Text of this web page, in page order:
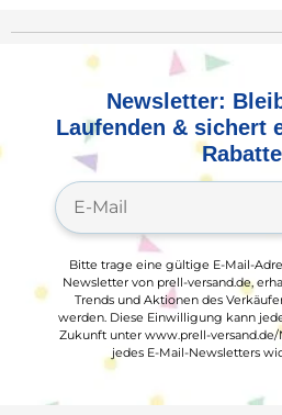
Newsletter:
Laufenden & sichert
Bitte trage eine gültige E-Mail-
Newsletter von prell-versand.de,
Trends und Aktionen des
werden. Diese Einwilligung kann
Zukunft unter www.prell-
jedes E-Mail-Newsletters